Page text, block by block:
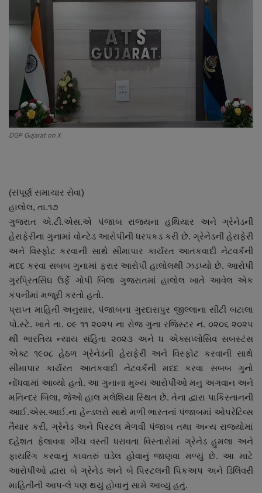
About Author
Contact
Dipotsav Special
આંતરરાષ્ટ્રીય
રાષ્ટ્રીય
જુનાગઢ
Support US
બજારના સમાચાર
નાણાંકીય સમાચાર
સ્થાનિક સમાચાર
સ્પોર્ટ્સ
રાશિફળ
ગુનાખોરી
બોલિવૂડ
સ્વાસ્થ્ય
DGP Gujarat on X
(સંપૂર્ણ સમાચાર સેવા)
હાલોલ, તા.૧૭
ગુજરાત એ.ટી.એસ.એ પંજાબ રાજ્યના હથિયાર અને ગ્રેનેડની
હેરાફેરીના ગુનામાં વોન્ટેડ આરોપીની ધરપકડ કરી છે. ગ્રેનેડની હેરાફેરી
અને વિસ્ફોટ કરવાની સાથે સીમાપાર કાર્યરત આતંકવાદી નેટવર્કની
મદદ કરવા સબબ ગુનામાં ફરાર આરોપી હાલોલથી ઝડપ્યો છે. આરોપી
ગુરપ્રિતસિંઘ ઉર્ફે ગોપી બિલા ગુજરાતમાં હાલોલ ખાતે આવેલ એક
કંપનીમાં મજૂરી કરતો હતો.
પ્રાપ્ત માહિતી અનુસાર, પંજાબના ગુરદાસપુર જીલ્લાના સીટી બટાલા
પો.સ્ટે. ખાતે તા. ૦૯ ૧૧ ૨૦૨૫ ના રોજ ગુના રજિસ્ટર નં. ૦૨૦૬ ૨૦૨૫
થી ભારતિય ન્યાય સંહિતા ૨૦૨૩ અને ધ એક્સપ્લોસિવ સબસ્ટંસ
એક્ટ ૧૯૦૮ હેઠળ ગ્રેનેડની હેરાફેરી અને વિસ્ફોટ કરવાની સાથે
સીમાપાર કાર્યરત આતંકવાદી નેટવર્કની મદદ કરવા સબબ ગુનો
નોંધવામાં આવ્યો હતો. આ ગુનાના મુખ્ય આરોપીઓ મનુ અગવાન અને
મનિન્દર બિલા, જેઓ હાલ મલેશિયા સ્થિત છે. તેના દ્વારા પાકિસ્તાનની
આઈ.એસ.આઈ.ના હેન્ડલરો સાથે મળી ભારતનાં પંજાબમાં ઓપરેટિવ્સ
તૈયાર કરી, ગ્રેનેડ અને પિસ્ટલ મેળવી પંજાબ તથા અન્ય રાજ્યોમાં
દહેશત ફેલાવવા ગીચ વસ્તી ધરાવતા વિસ્તારોમાં ગ્રેનેડ હુમલા અને
ફાયરિંગ કરવાનું કાવતરું ઘડેલ હોવાનું જાણવા મળ્યું છે. આ માટે
આરોપીઓ દ્વારા બે ગ્રેનેડ અને બે પિસ્ટલની પિકઅપ અને ડિલિવરી
માહિતીની આપ-લે પણ થયું હોવાનું સામે આવ્યું હતું.